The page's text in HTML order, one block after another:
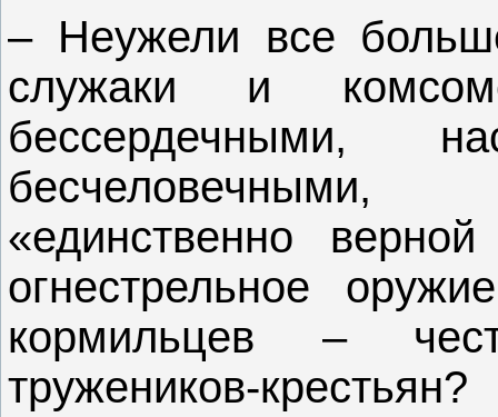
– Неужели все
служаки и
бессердечными,
«единственно
огнестрельное
кормильцев –
тружеников-